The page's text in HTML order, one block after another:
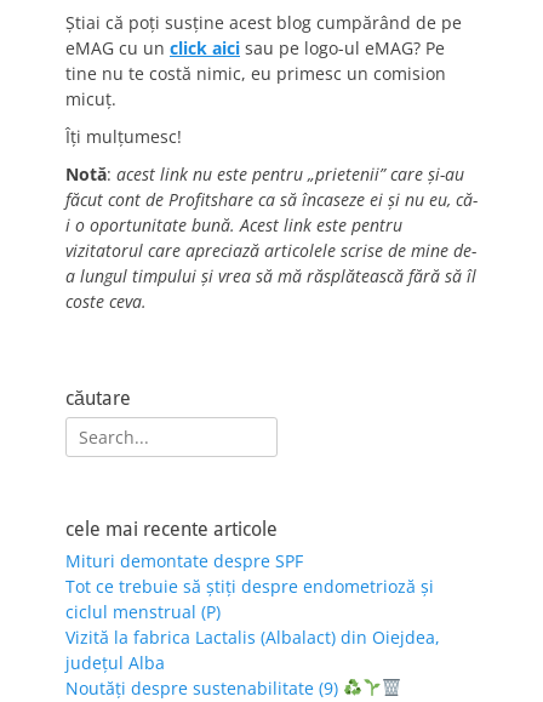
Știai că poți susține acest blog cumpărând de pe
eMAG cu un click aici sau pe logo-ul eMAG? Pe
tine nu te costă nimic, eu primesc un comision
micuț.
Îți mulțumesc!
Notă: acest link nu este pentru „prietenii” care și-au
făcut cont de Profitshare ca să încaseze ei și nu eu, că-
i o oportunitate bună. Acest link este pentru
vizitatorul care apreciază articolele scrise de mine de-
a lungul timpului și vrea să mă răsplătească fără să îl
coste ceva.
căutare
Search
for:
cele mai recente articole
Mituri demontate despre SPF
Tot ce trebuie să știți despre endometrioză și
ciclul menstrual (P)
Vizită la fabrica Lactalis (Albalact) din Oiejdea,
județul Alba
Noutăți despre sustenabilitate (9)